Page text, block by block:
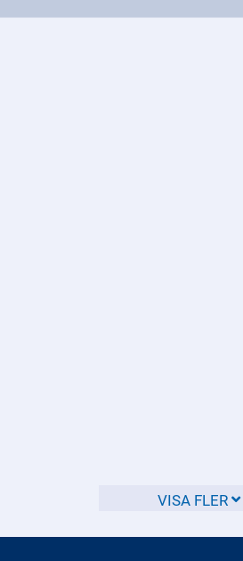
medborgarskap krävs det bland
din identitet. Du ansöker enklast
VISA FLER